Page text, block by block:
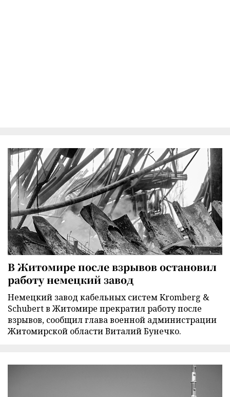
В Житомире после взрывов остановил
работу немецкий завод
Немецкий завод кабельных систем Kromberg &
Schubert в Житомире прекратил работу после
взрывов, сообщил глава военной администрации
Житомирской области Виталий Бунечко.